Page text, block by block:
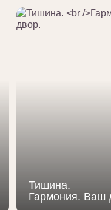
Тишина.
Гармония. Ваш